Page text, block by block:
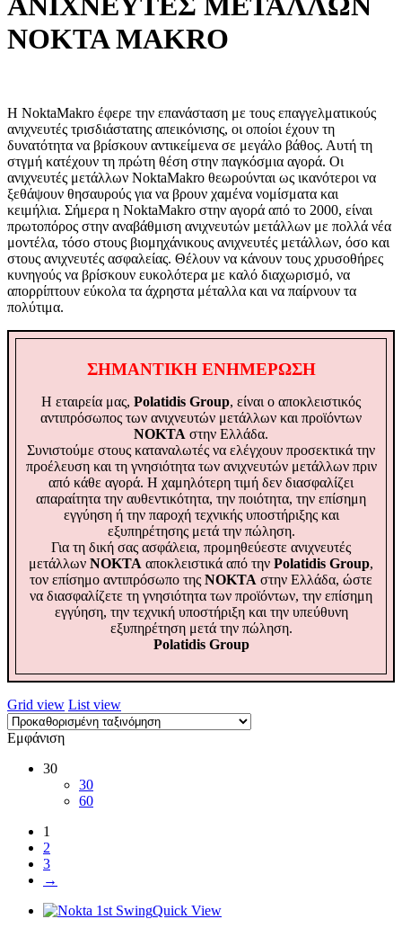
NOKTA MAKRO
Η NoktaMakro έφερε την επανάσταση με τους επαγγελματικούς
ανιχνευτές τρισδιάστατης απεικόνισης, οι οποίοι έχουν τη
δυνατότητα να βρίσκουν αντικείμενα σε μεγάλο βάθος. Αυτή τη
στγμή κατέχουν τη πρώτη θέση στην παγκόσμια αγορά. Οι
ανιχνευτές μετάλλων NoktaMakro θεωρούνται ως ικανότεροι να
ξεθάψουν θησαυρούς για να βρουν χαμένα νομίσματα και
κειμήλια. Σήμερα η NoktaMakro στην αγορά από το 2000, είναι
πρωτοπόρος στην αναβάθμιση ανιχνευτών μετάλλων με πολλά νέα
μοντέλα, τόσο στους βιομηχάνικους ανιχνευτές μετάλλων, όσο και
στους ανιχνευτές ασφαλείας. Θέλουν να κάνουν τους χρυσοθήρες
κυνηγούς να βρίσκουν ευκολότερα με καλό διαχωρισμό, να
απορρίπτουν εύκολα τα άχρηστα μέταλλα και να παίρνουν τα
πολύτιμα.
ΣΗΜΑΝΤΙΚΗ ΕΝΗΜΕΡΩΣΗ
Η εταιρεία μας, Polatidis Group, είναι ο αποκλειστικός
αντιπρόσωπος των ανιχνευτών μετάλλων και προϊόντων
NOKTA στην Ελλάδα.
Συνιστούμε στους καταναλωτές να ελέγχουν προσεκτικά την
προέλευση και τη γνησιότητα των ανιχνευτών μετάλλων πριν
από κάθε αγορά. Η χαμηλότερη τιμή δεν διασφαλίζει
απαραίτητα την αυθεντικότητα, την ποιότητα, την επίσημη
εγγύηση ή την παροχή τεχνικής υποστήριξης και
εξυπηρέτησης μετά την πώληση.
Για τη δική σας ασφάλεια, προμηθεύεστε ανιχνευτές
μετάλλων NOKTA αποκλειστικά από την Polatidis Group,
τον επίσημο αντιπρόσωπο της NOKTA στην Ελλάδα, ώστε
να διασφαλίζετε τη γνησιότητα των προϊόντων, την επίσημη
εγγύηση, την τεχνική υποστήριξη και την υπεύθυνη
εξυπηρέτηση μετά την πώληση.
Polatidis Group
Grid view List view
Εμφάνιση
30
30
60
1
2
3
→
Quick View